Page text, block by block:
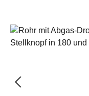
Bildergalerie